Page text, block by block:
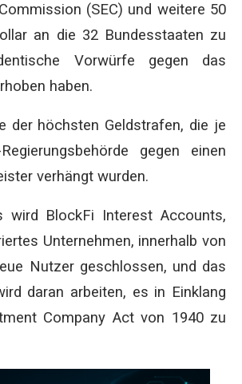
(SEC) und weitere 50
an die 32 Bundesstaaten zu
Vorwürfe gegen das
haben.
der höchsten Geldstrafen, die je
gegen einen
verhängt wurden.
wird BlockFi Interest Accounts,
Unternehmen, innerhalb von
Nutzer geschlossen, und das
daran arbeiten, es in Einklang
Company Act von 1940 zu